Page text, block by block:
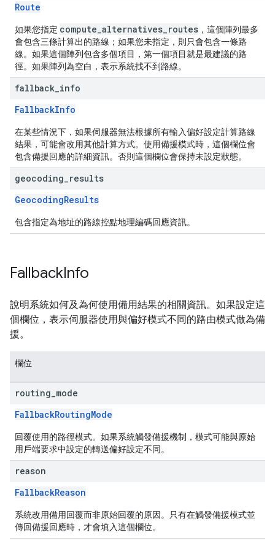
Route
如果您指定 compute_alternatives_routes ，這個陣列最多
會包含三條計算出的路線；如果您未指定，則只會包含一條路
線。如果這個陣列包含多個項目，第一個項目就是最建議的路
徑。如果陣列為空白，表示系統找不到路線。
fallback info
FallbackInfo
在某些情況下，如果伺服器無法根據所有輸入偏好設定計算路線
結果，可能會改用其他計算方式。使用備援模式時，這個欄位會
包含備援回應的詳細資訊。否則這個欄位會保持未設定狀態。
geocoding results
GeocodingResults
包含指定為地址的路線控點地理編碼回應資訊。
FallbackInfo
說明系統如何及為何使用備用結果的相關資訊。如果設定這
個欄位，表示伺服器使用與偏好模式不同的路由模式做為備
援。
欄位
routing mode
FallbackRoutingMode
回覆使用的路徑模式。如果系統觸發備援機制，模式可能與原始
用戶端要求中設定的轉送偏好設定不同。
reason
FallbackReason
系統改用備用回覆而非原始回覆的原因。只有在觸發備援模式並
傳回備援回應時，才會填入這個欄位。